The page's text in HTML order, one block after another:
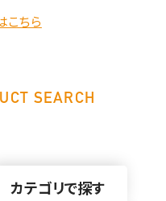
こちら
SEARCH
カテゴリで探す